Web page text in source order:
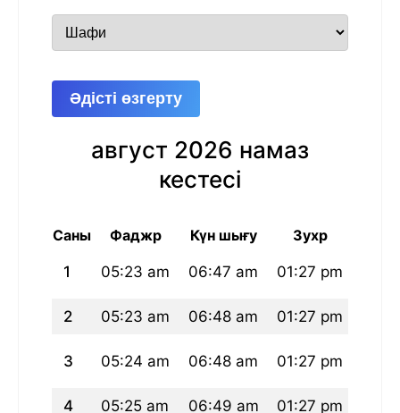
Әдісті өзгерту
август 2026 намаз
кестесі
Саны Фаджр Күн шығу Зухр
1 05:23 am 06:47 am 01:27 pm
2 05:23 am 06:48 am 01:27 pm
3 05:24 am 06:48 am 01:27 pm
4 05:25 am 06:49 am 01:27 pm